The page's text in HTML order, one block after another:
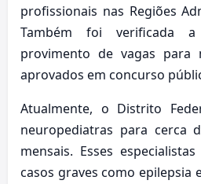
profissionais nas Regiões
Também foi verificada
provimento de vagas para
aprovados em concurso
Atualmente, o Distrito
neuropediatras para cerca
mensais. Esses
casos graves como epilepsia